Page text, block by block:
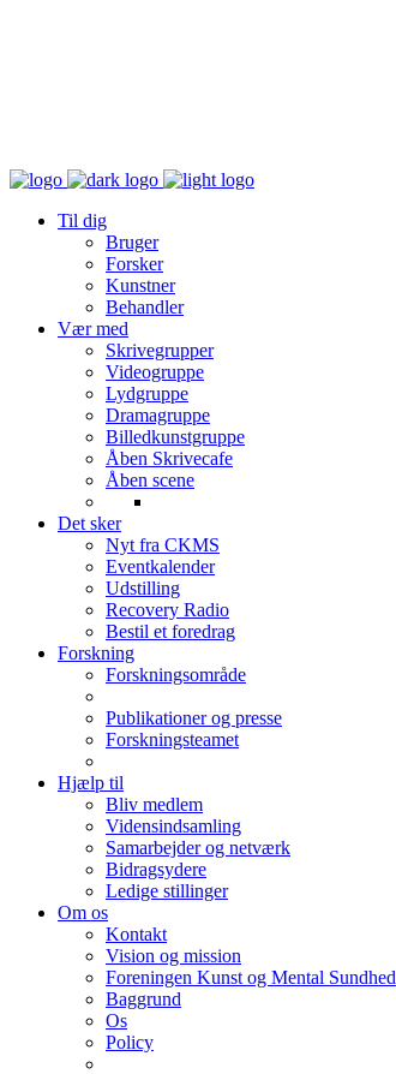
Til dig
Bruger
Forsker
Kunstner
Behandler
Vær med
Skrivegrupper
Videogruppe
Lydgruppe
Dramagruppe
Billedkunstgruppe
Åben Skrivecafe
Åben scene
Det sker
Nyt fra CKMS
Eventkalender
Udstilling
Recovery Radio
Bestil et foredrag
Forskning
Forskningsområde
Publikationer og presse
Forskningsteamet
Hjælp til
Bliv medlem
Vidensindsamling
Samarbejder og netværk
Bidragsydere
Ledige stillinger
Om os
Kontakt
Vision og mission
Foreningen Kunst og Mental Sundhed
Baggrund
Os
Policy